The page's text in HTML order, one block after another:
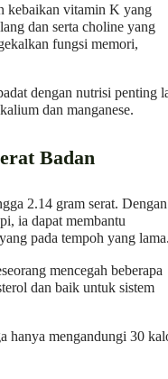
kebaikan vitamin K yang
dan serta choline yang
fungsi memori,
dengan nutrisi penting
dan manganese.
Badan
2.14 gram serat. Dengan
ia dapat membantu
pada tempoh yang
mencegah beberapa
dan baik untuk sistem
hanya mengandungi 30